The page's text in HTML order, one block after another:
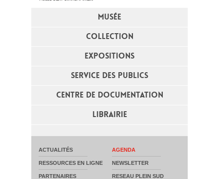
MUSÉE
COLLECTION
EXPOSITIONS
SERVICE DES PUBLICS
CENTRE DE DOCUMENTATION
LIBRAIRIE
ACTUALITÉS AGENDA
RESSOURCES EN LIGNE NEWSLETTER
PARTENAIRES RESEAU PLEIN SUD